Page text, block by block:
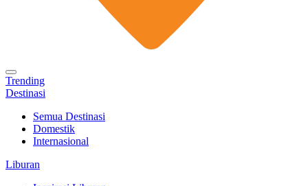
Trending
Destinasi
Semua Destinasi
Domestik
Internasional
Liburan